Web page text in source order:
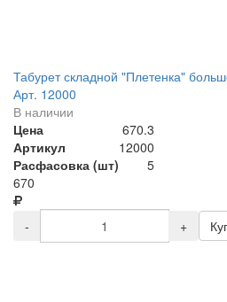
Табурет складной "Плетенка"
Арт. 12000
В наличии
Цена
670.3
Артикул
12000
Расфасовка (шт)
5
670
- +